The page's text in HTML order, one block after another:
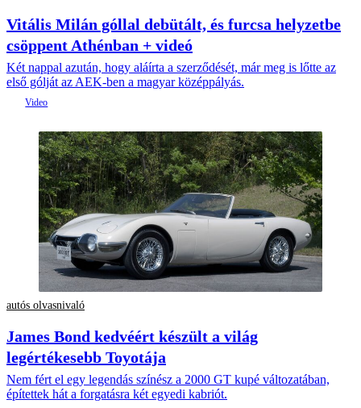
Vitális Milán góllal debütált, és furcsa helyzetbe
csöppent Athénban + videó
Két nappal azután, hogy aláírta a szerződését, már meg is lőtte az
első gólját az AEK-ben a magyar középpályás.
autós olvasnivaló
James Bond kedvéért készült a világ
legértékesebb Toyotája
Nem fért el egy legendás színész a 2000 GT kupé változatában,
építettek hát a forgatásra két egyedi kabriót.